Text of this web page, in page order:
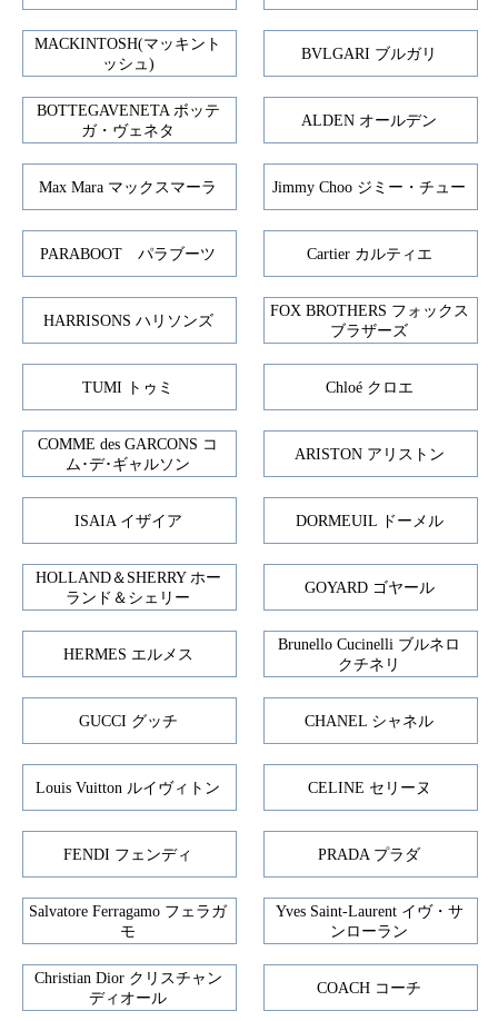
MACKINTOSH(マッキント
ッシュ)
BVLGARI ブルガリ
BOTTEGAVENETA ボッテ
ガ・ヴェネタ
ALDEN オールデン
Max Mara マックスマーラ Jimmy Choo ジミー・チュー
PARABOOT パラブーツ Cartier カルティエ
HARRISONS ハリソンズ
FOX BROTHERS フォックス
ブラザーズ
TUMI トゥミ Chloé クロエ
COMME des GARCONS コ
ム･デ･ギャルソン
ARISTON アリストン
ISAIA イザイア DORMEUIL ドーメル
HOLLAND＆SHERRY ホー
ランド＆シェリー
GOYARD ゴヤール
HERMES エルメス
Brunello Cucinelli ブルネロ
クチネリ
GUCCI グッチ CHANEL シャネル
Louis Vuitton ルイヴィトン CELINE セリーヌ
FENDI フェンディ PRADA プラダ
Salvatore Ferragamo フェラガ
モ
Yves Saint-Laurent イヴ・サ
ンローラン
Christian Dior クリスチャン
ディオール
COACH コーチ